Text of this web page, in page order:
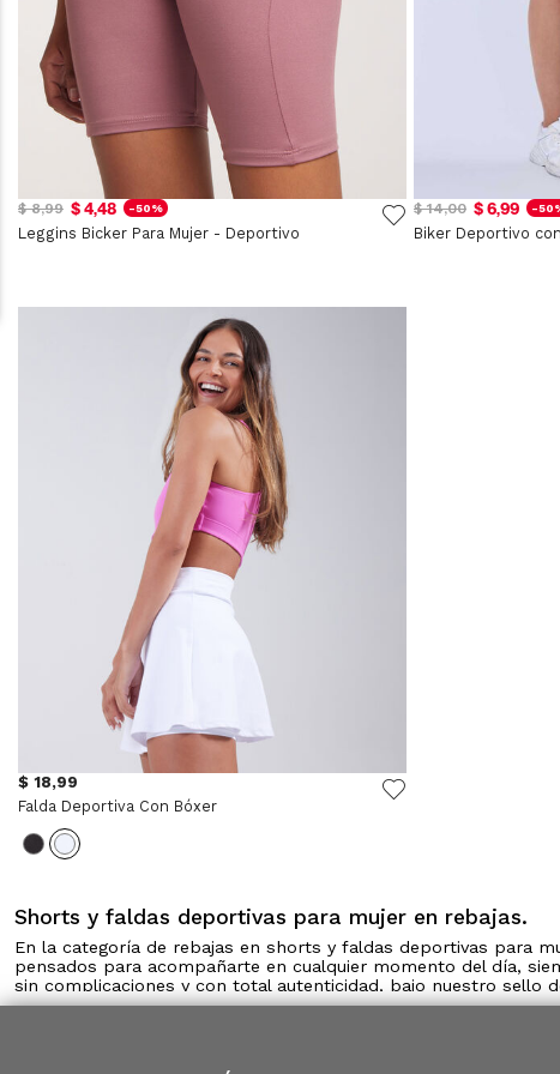
$ 8,99 $ 4,48 -50%
Leggins Bicker Para Mujer - Deportivo
$ 14,00 $ 6,99 -
Biker Deportivo
$ 18,99
Falda Deportiva Con Bóxer
Shorts y faldas deportivas para mujer en rebajas.
En la categoría de rebajas en shorts y faldas deportivas para
pensados para acompañarte en cualquier momento del día,
sin complicaciones y con total autenticidad, bajo nuestro sello